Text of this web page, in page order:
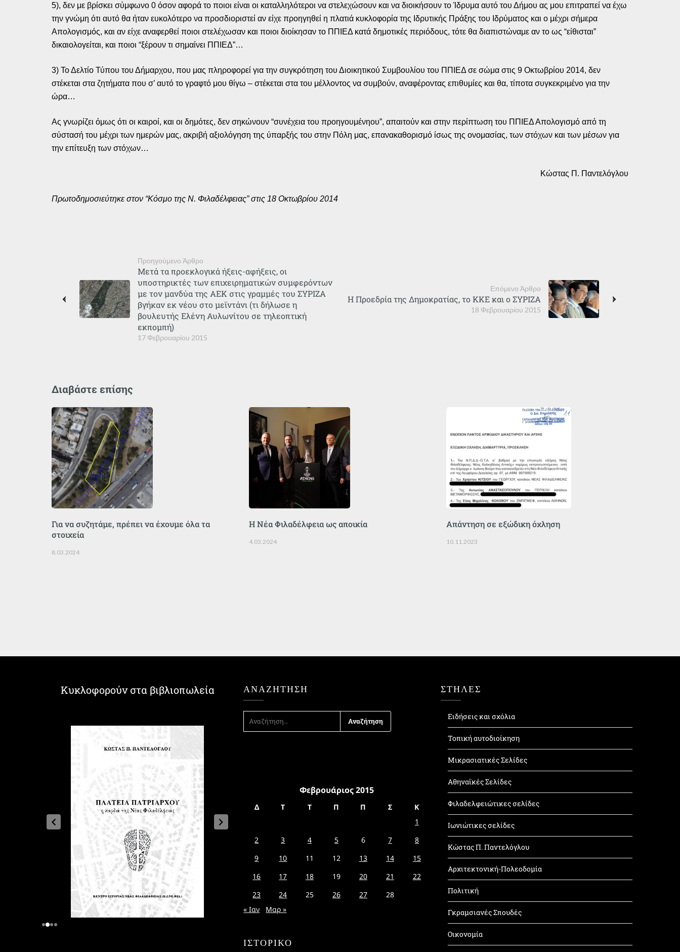
5), δεν με βρίσκει σύμφωνο 0 όσον αφορά το ποιοι είναι οι καταλληλότεροι να στελεχώσουν και να διοικήσουν το Ίδρυμα αυτό του Δήμου ας μου επιτραπεί να έχω
την γνώμη ότι αυτό θα ήταν ευκολότερο να προσδιοριστεί αν είχε προηγηθεί η πλατιά κυκλοφορία της Ιδρυτικής Πράξης του Ιδρύματος και ο μέχρι σήμερα
Απολογισμός, και αν είχε αναφερθεί ποιοι στελέχωσαν και ποιοι διοίκησαν το ΠΠΙΕΔ κατά δημοτικές περιόδους, τότε θα διαπιστώναμε αν το ως “είθισται”
δικαιολογείται, και ποιοι “ξέρουν τι σημαίνει ΠΠΙΕΔ”…
3) Το Δελτίο Τύπου του Δήμαρχου, που μας πληροφορεί για την συγκρότηση του Διοικητικού Συμβουλίου του ΠΠΙΕΔ σε σώμα στις 9 Οκτωβρίου 2014, δεν
στέκεται στα ζητήματα που σ’ αυτό το γραφτό μου θίγω – στέκεται στα του μέλλοντος να συμβούν, αναφέροντας επιθυμίες και θα, τίποτα συγκεκριμένο για την
ώρα…
Ας γνωρίζει όμως ότι οι καιροί, και οι δημότες, δεν σηκώνουν “συνέχεια του προηγουμένηου”, απαιτούν και στην περίπτωση του ΠΠΙΕΔ Απολογισμό από τη
σύστασή του μέχρι των ημερών μας, ακριβή αξιολόγηση της ύπαρξής του στην Πόλη μας, επανακαθορισμό ίσως της ονομασίας, των στόχων και των μέσων για
την επίτευξη των στόχων…
Κώστας Π. Παντελόγλου
Πρωτοδημοσιεύτηκε στον “Κόσμο της Ν. Φιλαδέλφειας” στις 18 Οκτωβρίου 2014
Προηγούμενο Άρθρο
17 Φεβρουαρίου 2015
Μετά τα προεκλογικά ήξεις-αφήξεις, οι
υποστηρικτές των επιχειρηματικών συμφερόντων
με τον μανδύα της ΑΕΚ στις γραμμές του ΣΥΡΙΖΑ
βγήκαν εκ νέου στο μεϊντάνι (τι δήλωσε η
βουλευτής Ελένη Αυλωνίτου σε τηλεοπτική
εκπομπή)
Επόμενο Άρθρο
18 Φεβρουαρίου 2015
Η Προεδρία της Δημοκρατίας, το ΚΚΕ και ο ΣΥΡΙΖΑ
Διαβάστε επίσης
Για να συζητάμε, πρέπει να έχουμε όλα τα
στοιχεία
8.03.2024
Η Νέα Φιλαδέλφεια ως αποικία
4.03.2024
Απάντηση σε εξώδικη όχληση
10.11.2023
Κυκλοφορούν στα βιβλιοπωλεία ΑΝΑΖΉΤΗΣΗ
ΓΙΑ:
Φεβρουάριος 2015
Δ Τ Τ Π Π Σ
Κ
1
2
3 4 5 6 7
8
9
10 11 12 13 14
15
16
17 18 19 20 21
22
23
24 25 26 27
28
« Ιαν
Μαρ »
ΙΣΤΟΡΙΚΌ
ΣΤΗΛΕΣ
Ειδήσεις και σχόλια
Τοπική αυτοδιοίκηση
Μικρασιατικές Σελίδες
Αθηναϊκές Σελίδες
Φιλαδελφειώτικες σελίδες
Ιωνιώτικες σελίδες
Κώστας Π. Παντελόγλου
Αρχιτεκτονική-Πολεοδομία
Πολιτική
Γκραμσιανές Σπουδές
Οικονομία